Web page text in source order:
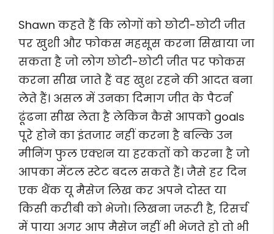
Shawn कहते हैं कि लोगों को छोटी-छोटी जीत
पर खुशी और फोकस महसूस करना सिखाया जा
सकता है जो लोग छोटी-छोटी जीत पर फोकस
करना सीख जाते हैं वह खुश रहने की आदत बना
लेते हैं। असल में उनका दिमाग जीत के पैटर्न
ढूंढना सीख लेता है लेकिन कैसे आपको goals
पूरे होने का इंतजार नहीं करना है बल्कि उन
मीनिंग फुल एक्शन या हरकतों को करना है जो
आपका मेंटल स्टेट बदल सकते हैं। जैसे हर दिन
एक थैंक यू मैसेज लिख कर अपने दोस्त या
किसी करीबी को भेजो। लिखना जरूरी है, रिसर्च
में पाया अगर आप मैसेज नहीं भी भेजते हो तो भी